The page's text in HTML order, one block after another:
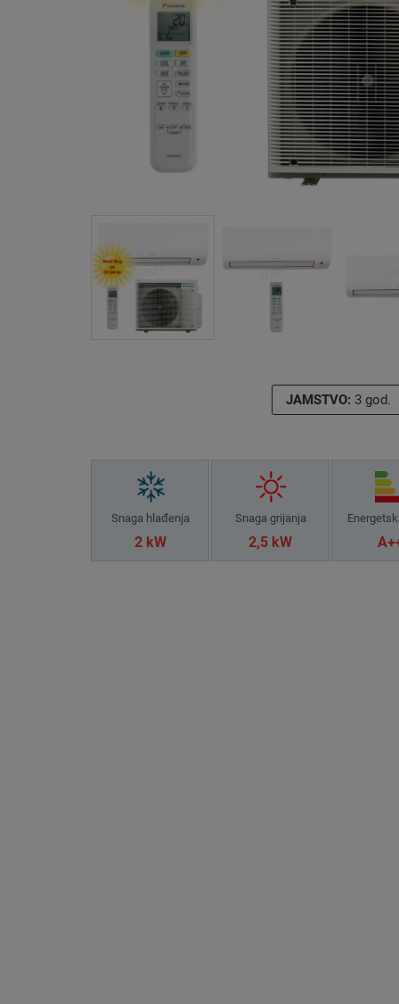
JAMSTVO: 3 god.
Snaga hlađenja
2 kW
Snaga grijanja
2,5 kW